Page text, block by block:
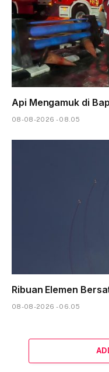
Api Mengamuk di
08-08-2026 - 08.05
Ribuan Elemen
08-08-2026 - 06.05